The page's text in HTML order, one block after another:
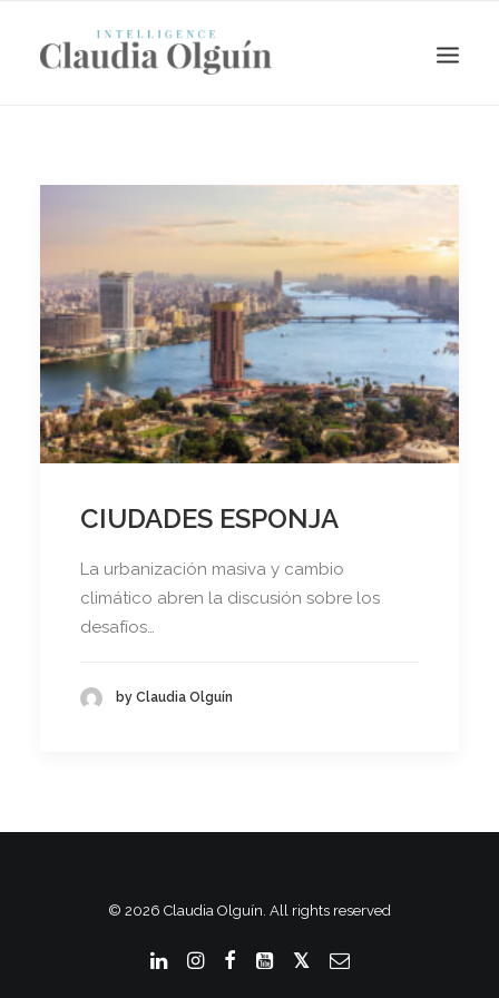
Search
CIUDADES ESPONJA
La urbanización masiva y cambio
climático abren la discusión sobre los
desafíos…
by Claudia Olguín
© 2026 Claudia Olguín. All rights reserved